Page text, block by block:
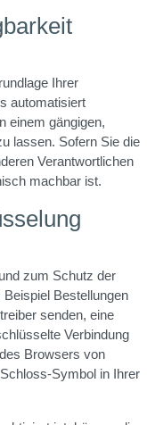
Ihrer
automatisiert
einem gängigen,
lassen. Sofern Sie die
Verantwortlichen
machbar ist.
zum Schutz der
Bestellungen
senden, eine
Verbindung
Browsers von
Symbol in Ihrer